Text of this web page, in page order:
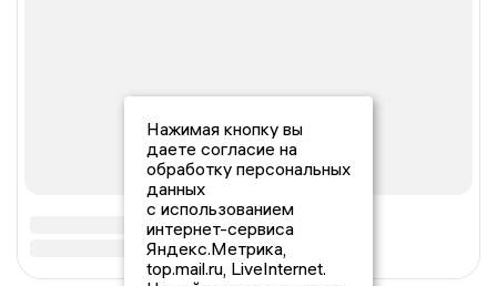
Нажимая кнопку вы
даете согласие на
обработку персональных
данных
с использованием
интернет-сервиса
Яндекс.Метрика,
top.mail.ru, LiveInternet.